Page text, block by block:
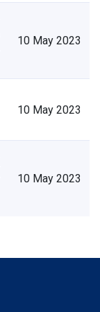
10 May 2023
10 May 2023
10 May 2023